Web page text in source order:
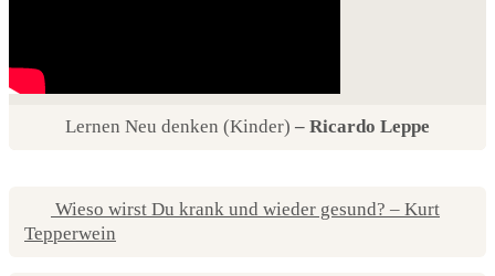
Lernen Neu denken (Kinder) – Ricardo Leppe
Wieso wirst Du krank und wieder gesund? – Kurt
Tepperwein